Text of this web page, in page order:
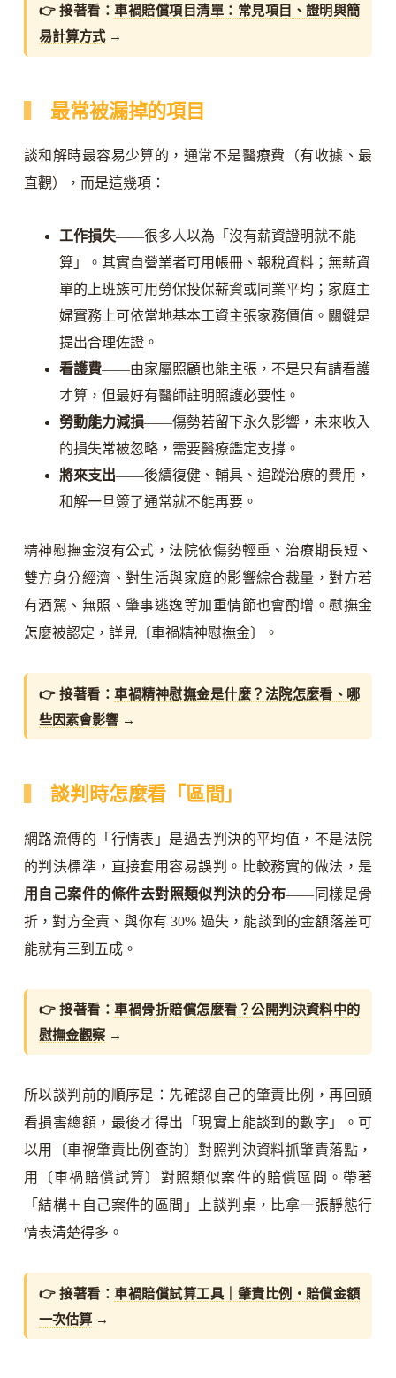
👉 接著看：車禍賠償項目清單：常見項目、證明與簡
易計算方式→
最常被漏掉的項目
談和解時最容易少算的，通常不是醫療費（有收據、最
直觀），而是這幾項：
工作損失——很多人以為「沒有薪資證明就不能
算」。其實自營業者可用帳冊、報稅資料；無薪資
單的上班族可用勞保投保薪資或同業平均；家庭主
婦實務上可依當地基本工資主張家務價值。關鍵是
提出合理佐證。
看護費——由家屬照顧也能主張，不是只有請看護
才算，但最好有醫師註明照護必要性。
勞動能力減損——傷勢若留下永久影響，未來收入
的損失常被忽略，需要醫療鑑定支撐。
將來支出——後續復健、輔具、追蹤治療的費用，
和解一旦簽了通常就不能再要。
精神慰撫金沒有公式，法院依傷勢輕重、治療期長短、
雙方身分經濟、對生活與家庭的影響綜合裁量，對方若
有酒駕、無照、肇事逃逸等加重情節也會酌增。慰撫金
怎麼被認定，詳見〔車禍精神慰撫金〕。
👉 接著看：車禍精神慰撫金是什麼？法院怎麼看、哪
些因素會影響→
談判時怎麼看「區間」
網路流傳的「行情表」是過去判決的平均值，不是法院
的判決標準，直接套用容易誤判。比較務實的做法，是
用自己案件的條件去對照類似判決的分布——同樣是骨
折，對方全責、與你有 30% 過失，能談到的金額落差可
能就有三到五成。
👉 接著看：車禍骨折賠償怎麼看？公開判決資料中的
慰撫金觀察→
所以談判前的順序是：先確認自己的肇責比例，再回頭
看損害總額，最後才得出「現實上能談到的數字」。可
以用〔車禍肇責比例查詢〕對照判決資料抓肇責落點，
用〔車禍賠償試算〕對照類似案件的賠償區間。帶著
「結構＋自己案件的區間」上談判桌，比拿一張靜態行
情表清楚得多。
👉 接著看：車禍賠償試算工具｜肇責比例・賠償金額
一次估算→